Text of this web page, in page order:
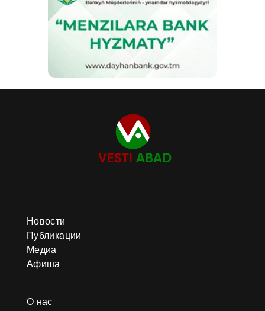
Новости
Публикации
Медиа
Афиша
О нас